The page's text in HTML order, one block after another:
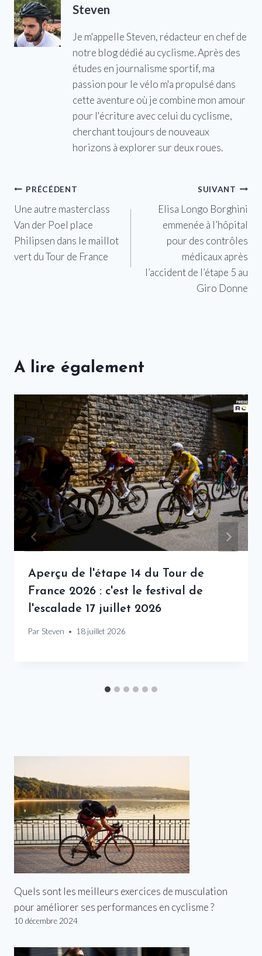
Steven
Je m'appelle Steven, rédacteur en chef de
notre blog dédié au cyclisme. Après des
études en journalisme sportif, ma
passion pour le vélo m'a propulsé dans
cette aventure où je combine mon amour
pour l'écriture avec celui du cyclisme,
cherchant toujours de nouveaux
horizons à explorer sur deux roues.
Navigation
de
l’article
PRÉCÉDENT
Une autre masterclass
Van der Poel place
Philipsen dans le maillot
vert du Tour de France
SUIVANT
Elisa Longo Borghini
emmenée à l’hôpital
pour des contrôles
médicaux après
l’accident de l’étape 5 au
Giro Donne
A lire également
Aperçu de l'étape 14 du Tour de
France 2026 : c'est le festival de
l'escalade 17 juillet 2026
Par Steven 18 juillet 2026
Quels sont les meilleurs exercices de musculation
pour améliorer ses performances en cyclisme ?
10 décembre 2024